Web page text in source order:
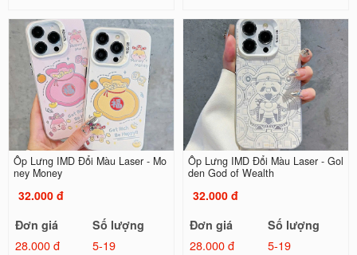
Ốp Lưng IMD Đổi Màu Laser - Mo
ney Money
32.000 đ
Đơn giá
Số lượng
28.000 đ
5-19
Ốp Lưng IMD Đổi Màu Laser - Gol
den God of Wealth
32.000 đ
Đơn giá
Số lượng
28.000 đ
5-19